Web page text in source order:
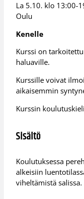
La 5.10. klo 13:00-
Oulu
Kenelle
Kurssi on
haluaville.
Kurssille voivat
aikaisemmin
Kurssin
Sisältö
Koulutuksessa
alkeisiin
viheltämistä salissa.